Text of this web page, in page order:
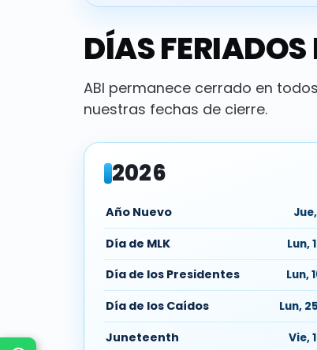
DÍAS
ABI permanece cerrado en
nuestras fechas de cierre.
2026
Año Nuevo
Día de MLK Lun,
Día de los Presidentes Lun,
Día de los Caídos Lun,
Juneteenth Vie,